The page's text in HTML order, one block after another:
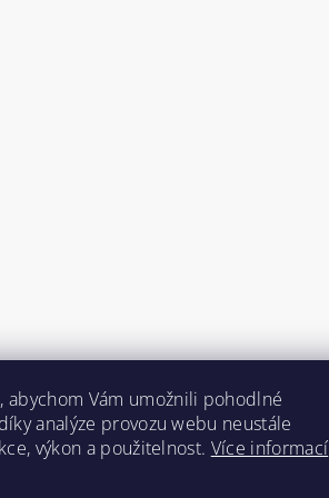
abychom Vám umožnili pohodlné
analýze provozu webu neustále
výkon a použitelnost. Více informací